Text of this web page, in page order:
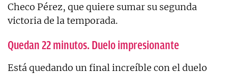
Checo Pérez, que quiere sumar su segunda
victoria de la temporada.
Quedan 22 minutos. Duelo impresionante
Está quedando un final increíble con el duelo